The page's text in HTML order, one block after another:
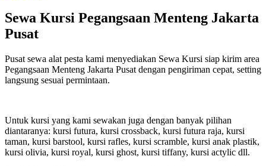
Sewa Kursi Pegangsaan Menteng Jakarta
Pusat
Pusat sewa alat pesta kami menyediakan Sewa Kursi siap kirim area
Pegangsaan Menteng Jakarta Pusat dengan pengiriman cepat, setting
langsung sesuai permintaan.
Untuk kursi yang kami sewakan juga dengan banyak pilihan
diantaranya: kursi futura, kursi crossback, kursi futura raja, kursi
taman, kursi barstool, kursi rafles, kursi scramble, kursi anak plastik,
kursi olivia, kursi royal, kursi ghost, kursi tiffany, kursi actylic dll.